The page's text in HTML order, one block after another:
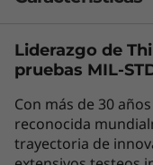
¡Hazle
generación es
PYMES y
procesador
Liderazgo de
pruebas MIL-
Con más de 30
reconocida
trayectoria de